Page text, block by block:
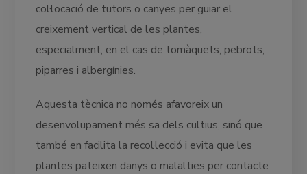
col·locació de tutors o canyes per guiar el
creixement vertical de les plantes,
especialment, en el cas de tomàquets, pebrots,
piparres i albergínies.
Aquesta tècnica no només afavoreix un
desenvolupament més sa dels cultius, sinó que
també en facilita la recol·lecció i evita que les
plantes pateixen danys o malalties per contacte